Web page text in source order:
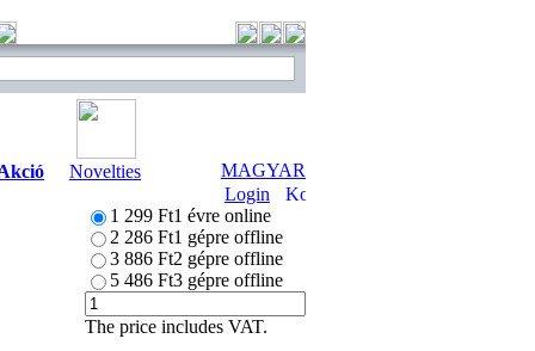
Novelties
MAGYAR
Login
1 299 Ft1 évre online
2 286 Ft1 gépre offline
3 886 Ft2 gépre offline
5 486 Ft3 gépre offline
The price includes VAT.